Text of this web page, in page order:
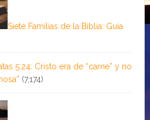
Siete Familias de la Biblia: Guía
5:24: Cristo era de “carne” y no
(7,174)